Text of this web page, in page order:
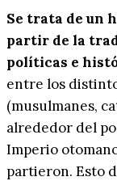
Se trata de un
partir de la
políticas e
entre los
(musulmanes,
alrededor del
Imperio
partieron. Esto